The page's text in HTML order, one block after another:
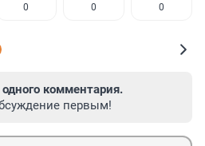
0 0 0
комментария.
первым!